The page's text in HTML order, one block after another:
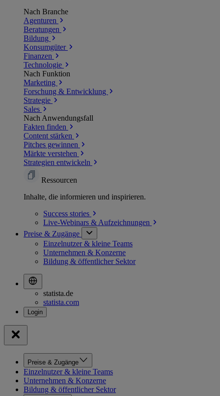
Nach Branche
Agenturen
Beratungen
Bildung
Konsumgüter
Finanzen
Technologie
Nach Funktion
Marketing
Forschung & Entwicklung
Strategie
Sales
Nach Anwendungsfall
Fakten finden
Content stärken
Pitches gewinnen
Märkte verstehen
Strategien entwickeln
Ressourcen
Inhalte, die informieren und inspirieren.
Success stories
Live-Webinars & Aufzeichnungen
Preise & Zugänge
Einzelnutzer & kleine Teams
Unternehmen & Konzerne
Bildung & öffentlicher Sektor
statista.de
statista.com
Preise & Zugänge
Einzelnutzer & kleine Teams
Unternehmen & Konzerne
Bildung & öffentlicher Sektor